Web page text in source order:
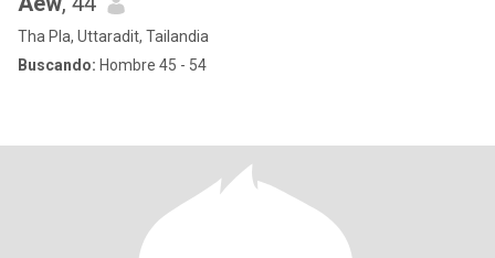
Tha Pla, Uttaradit, Tailandia
Buscando: Hombre 45 - 54